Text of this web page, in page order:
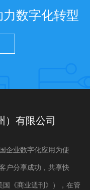
数字化转型
）有限公司
企业数字化应用为使
户分享成功，共享快
《商业週刊》），在管